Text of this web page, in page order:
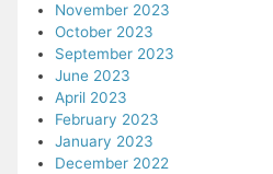
November 2023
October 2023
September 2023
June 2023
April 2023
February 2023
January 2023
December 2022